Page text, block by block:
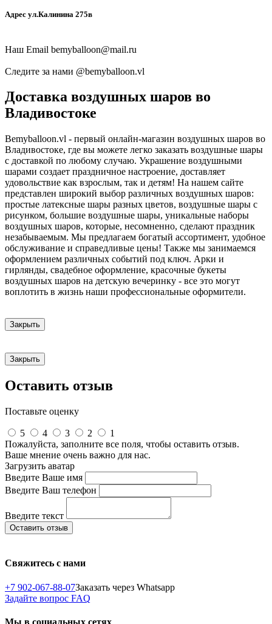
Адрес ул.Калинина 275в
Наш Email bemyballoon@mail.ru
Следите за нами @bemyballoon.vl
Доставка воздушных шаров во
Владивостоке
Bemyballoon.vl - первый онлайн-магазин воздушных шаров во
Владивостоке, где вы можете легко заказать воздушные шары
с доставкой по любому случаю. Украшение воздушными
шарами создает праздничное настроение, доставляет
удовольствие как взрослым, так и детям! На нашем сайте
представлен широкий выбор различных воздушных шаров:
простые латексные шары разных цветов, воздушные шары с
рисунком, большие воздушные шары, уникальные наборы
воздушных шаров, которые, несомненно, сделают праздник
незабываемым. Мы предлагаем богатый ассортимент, удобное
обслуживание и справедливые цены! Также мы занимаемся
оформлением различных событий под ключ. Арки и
гирлянды, свадебное оформление, красочные букеты
воздушных шаров на детскую вечеринку - все это могут
воплотить в жизнь наши профессиональные оформители.
Закрыть
Закрыть
Оставить отзыв
Поставьте оценку
5 4 3 2
1
Пожалуйста, заполните все поля, чтобы оставить отзыв.
Ваше мнение очень важно для нас.
Загрузить аватар
Введите Ваше имя
Введите Ваш телефон
Введите текст
Свяжитесь с нами
+7 902-067-88-07Заказать через Whatsapp
Задайте вопрос FAQ
Мы в социальных сетях